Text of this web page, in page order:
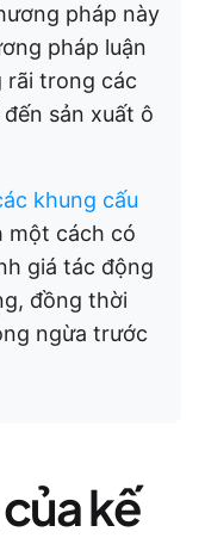
pháp này
pháp luận
rãi trong các
sản xuất ô
khung cấu
một cách có
giá tác động
đồng thời
ngừa trước
kế